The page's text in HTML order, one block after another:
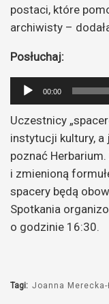
postaci, które
archiwisty –
Posłuchaj:
Odtwarzacz
plików
dźwiękowych
00:00
Uczestnicy
instytucji kultury,
poznać
i zmienioną
spacery będą
Spotkania
o godzinie 16:30.
Tagi: Joanna